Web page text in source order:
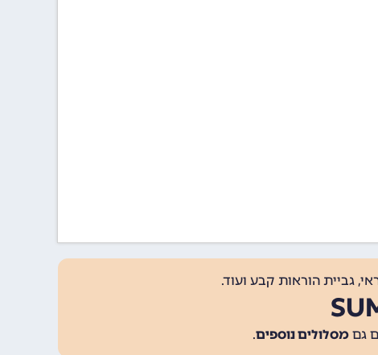
גביית הוראות קבע ועוד.
מסלולים נוספים.